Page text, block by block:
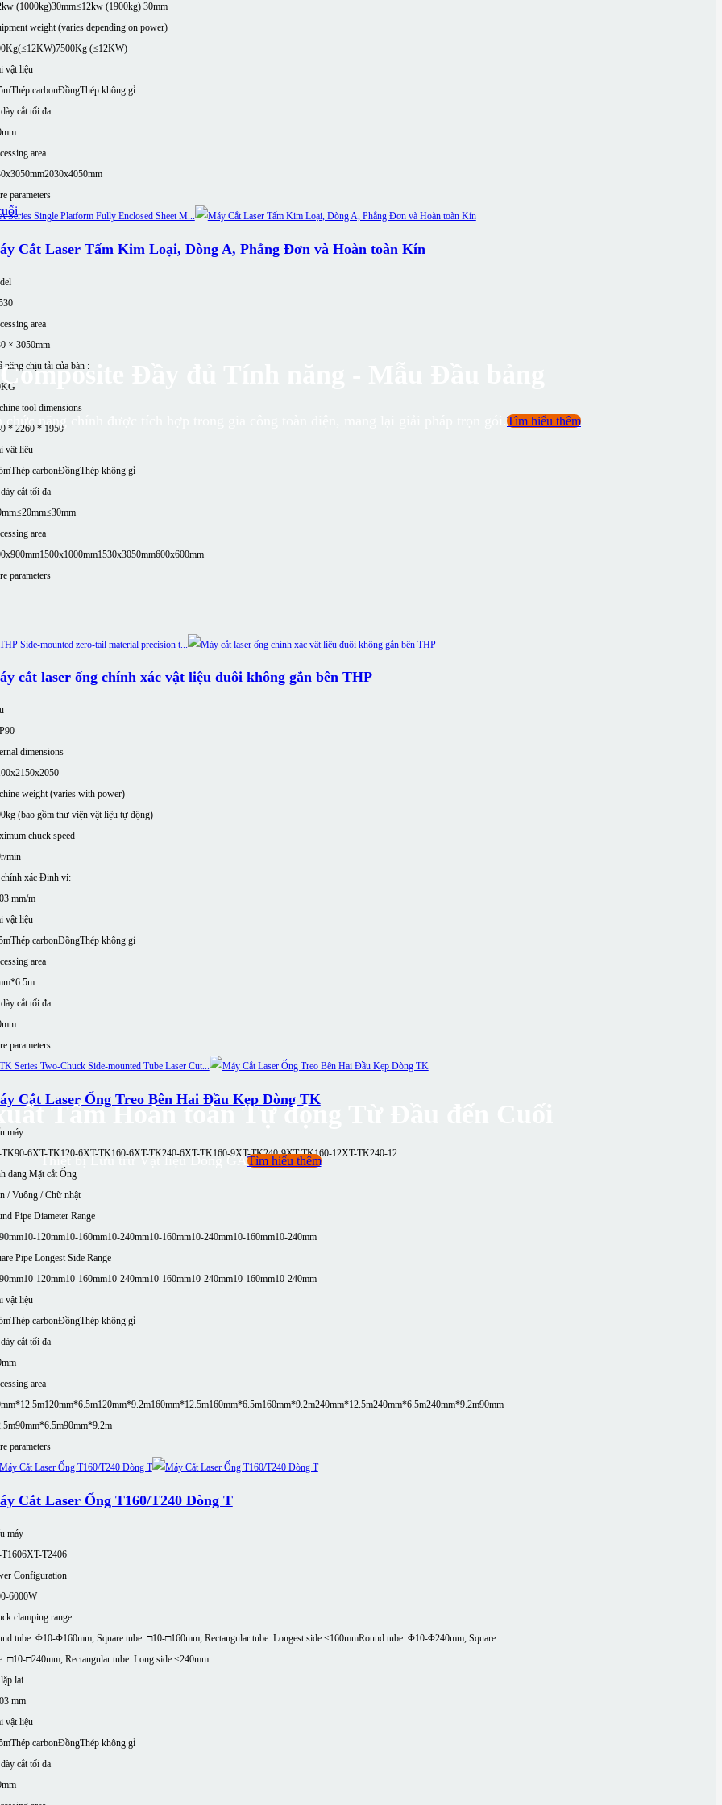
(1000kg)30mm≤12kw (1900kg) 30mm
weight (varies depending on power)
7500Kg (≤12KW)
vật liệu
Thép carbonĐồngThép không gỉ
cắt tối đa
area
2030x4050mm
parameters
Cắt Laser Tấm Kim Loại, Dòng A, Phẳng Đơn và Hoàn toàn Kín
area
× 3050mm
năng chịu tải của bàn :
tool dimensions
* 2260 * 1950
vật liệu
Thép carbonĐồngThép không gỉ
cắt tối đa
≤20mm≤30mm
area
1500x1000mm1530x3050mm600x600mm
parameters
cắt laser ống chính xác vật liệu đuôi không gắn bên THP
dimensions
weight (varies with power)
(bao gồm thư viện vật liệu tự động)
chuck speed
min
xác Định vị:
mm/m
vật liệu
Thép carbonĐồngThép không gỉ
area
cắt tối đa
parameters
Cắt Laser Ống Treo Bên Hai Đầu Kẹp Dòng TK
máy
6XT-TK120-6XT-TK160-6XT-TK240-6XT-TK160-9XT-TK240-9XT-TK160-12XT-TK240-12
dạng Mặt cắt Ống
/ Vuông / Chữ nhật
Pipe Diameter Range
10-120mm10-160mm10-240mm10-160mm10-240mm10-160mm10-240mm
Pipe Longest Side Range
10-120mm10-160mm10-240mm10-160mm10-240mm10-160mm10-240mm
vật liệu
Thép carbonĐồngThép không gỉ
cắt tối đa
area
120mm*6.5m120mm*9.2m160mm*12.5m160mm*6.5m160mm*9.2m240mm*12.5m240mm*6.5m240mm*9.2m90mm
90mm*6.5m90mm*9.2m
parameters
Cắt Laser Ống T160/T240 Dòng T
máy
XT-T2406
Configuration
6000W
clamping range
tube: Φ10-Φ160mm, Square tube: □10-□160mm, Rectangular tube: Longest side ≤160mmRound tube: Φ10-Φ240mm, Square
□10-□240mm, Rectangular tube: Long side ≤240mm
lại
mm
vật liệu
Thép carbonĐồngThép không gỉ
cắt tối đa
Đầy đủ Tính năng - Mẫu Đầu bảng
Tìm hiểu thêm
Tấm Hoàn toàn Tự động Từ Đầu đến Cuối
Thiết bị Lưu trữ Vật liệu Dòng GATìm hiểu thêm